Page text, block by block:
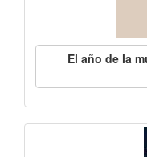
El año de la